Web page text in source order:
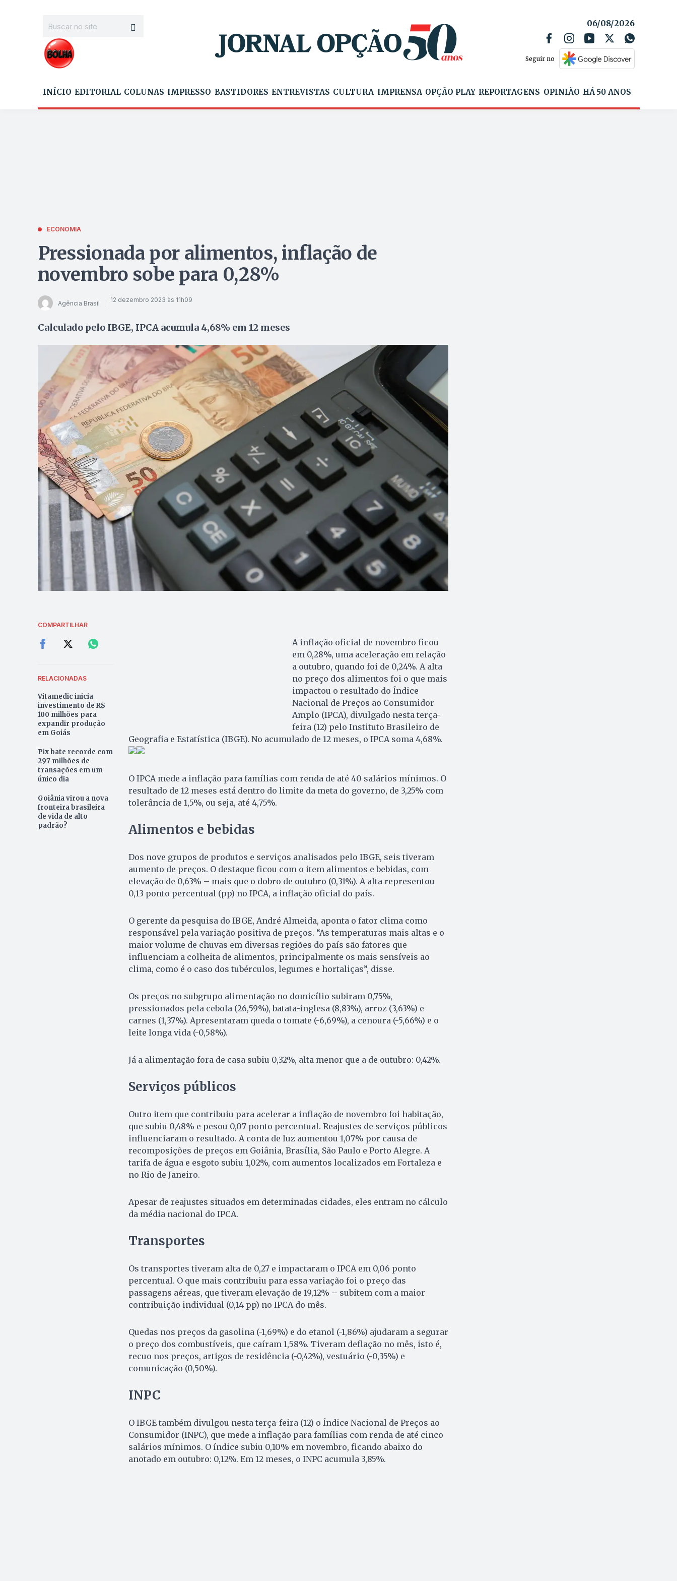
06/08/2026
Seguir no
INÍCIO EDITORIAL COLUNAS IMPRESSO BASTIDORES ENTREVISTAS CULTURA IMPRENSA OPÇÃO PLAY REPORTAGENS OPINIÃO HÁ 50 ANOS
ECONOMIA
Pressionada por alimentos, inflação de
novembro sobe para 0,28%
Agência Brasil 12 dezembro 2023 às 11h09
Calculado pelo IBGE, IPCA acumula 4,68% em 12 meses
COMPARTILHAR
RELACIONADAS
Vitamedic inicia
investimento de R$
100 milhões para
expandir produção
em Goiás
Pix bate recorde com
297 milhões de
transações em um
único dia
Goiânia virou a nova
fronteira brasileira
de vida de alto
padrão?
A inflação oficial de novembro ficou
em 0,28%, uma aceleração em relação
a outubro, quando foi de 0,24%. A alta
no preço dos alimentos foi o que mais
impactou o resultado do Índice
Nacional de Preços ao Consumidor
Amplo (IPCA), divulgado nesta terça-
feira (12) pelo Instituto Brasileiro de
Geografia e Estatística (IBGE). No acumulado de 12 meses, o IPCA soma 4,68%.
O IPCA mede a inflação para famílias com renda de até 40 salários mínimos. O
resultado de 12 meses está dentro do limite da meta do governo, de 3,25% com
tolerância de 1,5%, ou seja, até 4,75%.
Alimentos e bebidas
Dos nove grupos de produtos e serviços analisados pelo IBGE, seis tiveram
aumento de preços. O destaque ficou com o item alimentos e bebidas, com
elevação de 0,63% – mais que o dobro de outubro (0,31%). A alta representou
0,13 ponto percentual (pp) no IPCA, a inflação oficial do país.
O gerente da pesquisa do IBGE, André Almeida, aponta o fator clima como
responsável pela variação positiva de preços. “As temperaturas mais altas e o
maior volume de chuvas em diversas regiões do país são fatores que
influenciam a colheita de alimentos, principalmente os mais sensíveis ao
clima, como é o caso dos tubérculos, legumes e hortaliças”, disse.
Os preços no subgrupo alimentação no domicílio subiram 0,75%,
pressionados pela cebola (26,59%), batata-inglesa (8,83%), arroz (3,63%) e
carnes (1,37%). Apresentaram queda o tomate (-6,69%), a cenoura (-5,66%) e o
leite longa vida (-0,58%).
Já a alimentação fora de casa subiu 0,32%, alta menor que a de outubro: 0,42%.
Serviços públicos
Outro item que contribuiu para acelerar a inflação de novembro foi habitação,
que subiu 0,48% e pesou 0,07 ponto percentual. Reajustes de serviços públicos
influenciaram o resultado. A conta de luz aumentou 1,07% por causa de
recomposições de preços em Goiânia, Brasília, São Paulo e Porto Alegre. A
tarifa de água e esgoto subiu 1,02%, com aumentos localizados em Fortaleza e
no Rio de Janeiro.
Apesar de reajustes situados em determinadas cidades, eles entram no cálculo
da média nacional do IPCA.
Transportes
Os transportes tiveram alta de 0,27 e impactaram o IPCA em 0,06 ponto
percentual. O que mais contribuiu para essa variação foi o preço das
passagens aéreas, que tiveram elevação de 19,12% – subitem com a maior
contribuição individual (0,14 pp) no IPCA do mês.
Quedas nos preços da gasolina (-1,69%) e do etanol (-1,86%) ajudaram a segurar
o preço dos combustíveis, que caíram 1,58%. Tiveram deflação no mês, isto é,
recuo nos preços, artigos de residência (-0,42%), vestuário (-0,35%) e
comunicação (0,50%).
INPC
O IBGE também divulgou nesta terça-feira (12) o Índice Nacional de Preços ao
Consumidor (INPC), que mede a inflação para famílias com renda de até cinco
salários mínimos. O índice subiu 0,10% em novembro, ficando abaixo do
anotado em outubro: 0,12%. Em 12 meses, o INPC acumula 3,85%.